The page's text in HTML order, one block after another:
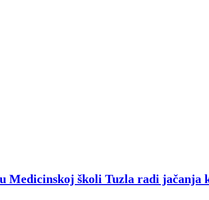
Medicinskoj školi Tuzla radi jačanja